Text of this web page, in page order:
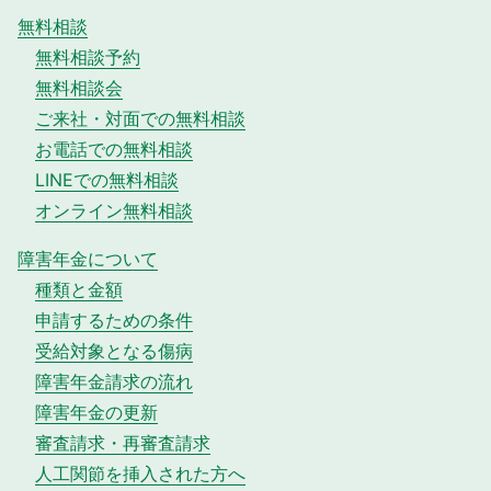
無料相談
無料相談予約
無料相談会
ご来社・対面での無料相談
お電話での無料相談
LINEでの無料相談
オンライン無料相談
障害年金について
種類と金額
申請するための条件
受給対象となる傷病
障害年金請求の流れ
障害年金の更新
審査請求・再審査請求
人工関節を挿入された方へ